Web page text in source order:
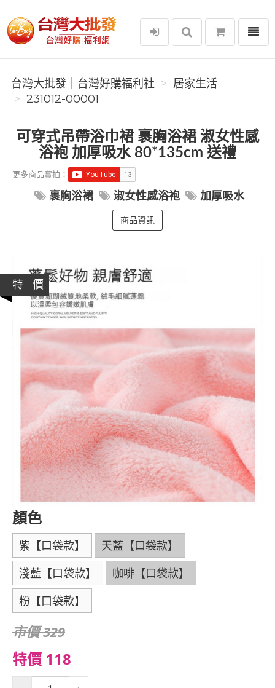
台灣大批發｜台灣好購福利社
選單
台灣大批發｜台灣好購福利社
居家生活
231012-00001
可穿式吊帶浴巾裙 裹胸浴裙 淑女性感
浴袍 加厚吸水 80*135cm 送禮
更多商品實拍：
裹胸浴裙 淑女性感浴袍 加厚吸水
商品資訊
特 價
顏色
紫【口袋款】 天藍【口袋款】
淺藍【口袋款】 咖啡【口袋款】
粉【口袋款】
市價 329
特價 118